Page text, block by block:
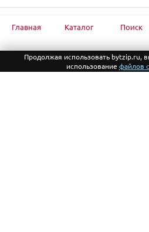
на обновление каталога
Главная Каталог Поиск
Продолжая использовать bytzip.ru,
использование файлов